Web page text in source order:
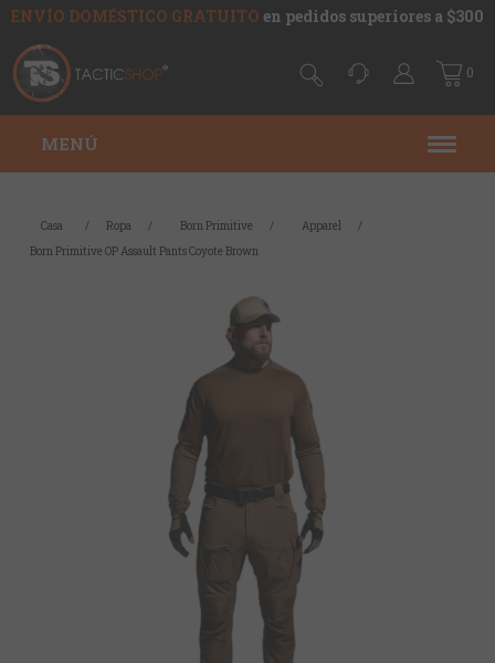
ENVÍO DOMÉSTICO GRATUITO en pedidos superiores a $300
0
MENÚ
Casa / Ropa / Born Primitive / Apparel
/
Born Primitive OP Assault Pants Coyote Brown